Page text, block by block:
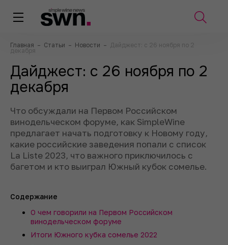
Главная – Статьи – Новости – Дайджест: с 26 ноября по 2
декабря
Дайджест: с 26 ноября по 2
декабря
Что обсуждали на Первом Российском
винодельческом форуме, как SimpleWine
предлагает начать подготовку к Новому году,
какие российские заведения попали с список
La Liste 2023, что важного приключилось с
багетом и кто выиграл Южный кубок сомелье.
Содержание
О чем говорили на Первом Российском
винодельческом форуме
Итоги Южного кубка сомелье 2022